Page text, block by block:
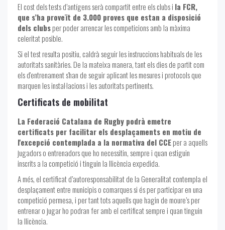
El cost dels tests d’antígens serà compartit entre els clubs i la FCR,
que s’ha proveït de 3.000 proves que estan a disposició
dels clubsper poder arrencar les competicions amb la màxima
celeritat posible.
Si el test resulta positiu, caldrà seguir les instruccions habituals de les
autoritats sanitàries. De la mateixa manera, tant els dies de partit com
els d'entrenament s'han de seguir aplicant les mesures i protocols que
marquen les instal·lacions i les autoritats pertinents.
Certificats de mobilitat
La Federació Catalana de Rugby podrà emetre
certificats per facilitar els desplaçaments en motiu de
l'excepció contemplada a la normativa del CCEper a aquells
jugadors o entrenadors que ho necessitin, sempre i quan estiguin
inscrits a la competició i tinguin la llicència expedida.
A més, el certificat d’autoresponsabilitat de la Generalitat contempla el
desplaçament entre municipis o comarques si és per participar en una
competició permesa, i per tant tots aquells que hagin de moure’s per
entrenar o jugar ho podran fer amb el certificat sempre i quan tinguin
la llicència.